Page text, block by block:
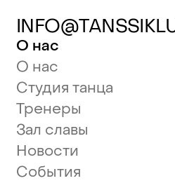
О нас
О нас
Студия танца
Тренеры
Зал славы
Новости
События